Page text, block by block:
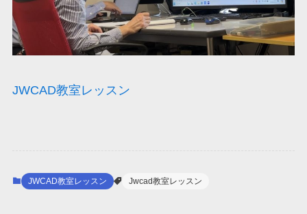
JWCAD教室レッスン
JWCAD教室レッスン Jwcad教室レッスン